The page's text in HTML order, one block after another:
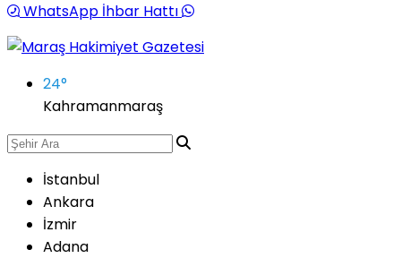
WhatsApp İhbar Hattı
24°
Kahramanmaraş
İstanbul
Ankara
İzmir
Adana